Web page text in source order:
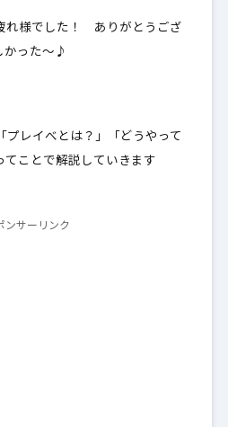
れ様でした！ ありがとうござ
った～♪
プレイべとは？」「どうやって
ことで解説していきます
ンサーリンク